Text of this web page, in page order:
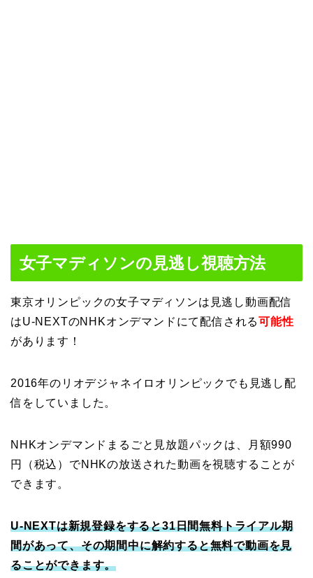
女子マディソンの見逃し視聴方法
東京オリンピックの女子マディソンは見逃し動画配信
はU-NEXTのNHKオンデマンドにて配信される可能性
があります！
2016年のリオデジャネイロオリンピックでも見逃し配
信をしていました。
NHKオンデマンドまるごと見放題パックは、月額990
円（税込）でNHKの放送された動画を視聴することが
できます。
U-NEXTは新規登録をすると31日間無料トライアル期
間があって、その期間中に解約すると無料で動画を見
ることができます。